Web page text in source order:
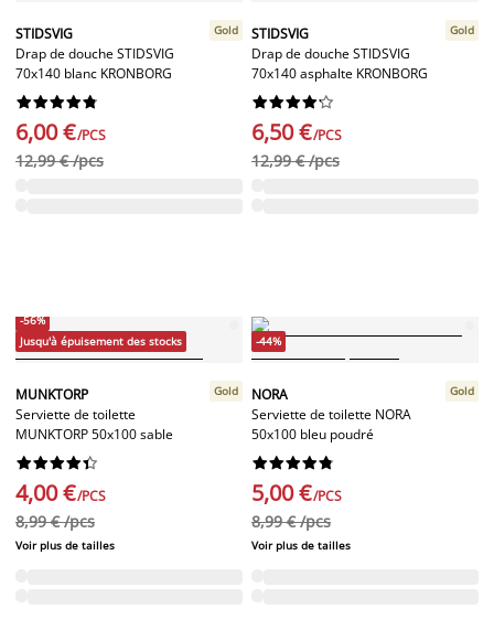
STIDSVIG
Drap de douche STIDSVIG
70x140 blanc KRONBORG
Gold






6,00 €/PCS
12,99 € /pcs
STIDSVIG
Drap de douche STIDSVIG
70x140 asphalte KRONBORG
Gold






6,50 €/PCS
12,99 € /pcs
-56%
Jusqu'à épuisement des stocks
MUNKTORP
Serviette de toilette
MUNKTORP 50x100 sable
Gold






4,00 €/PCS
8,99 € /pcs
Voir plus de tailles
-44%
NORA
Serviette de toilette NORA
50x100 bleu poudré
Gold






5,00 €/PCS
8,99 € /pcs
Voir plus de tailles